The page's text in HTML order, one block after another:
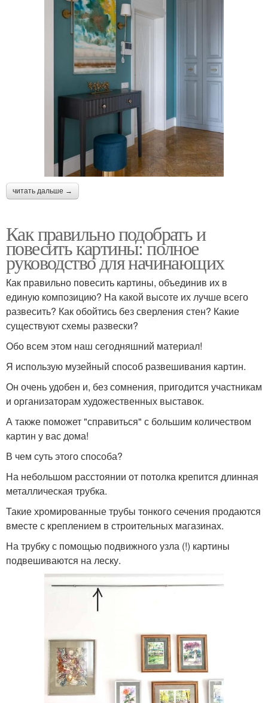
читать дальше →
Как правильно подобрать и
повесить картины: полное
руководство для начинающих
Как правильно повесить картины, объединив их в
единую композицию? На какой высоте их лучше всего
развесить? Как обойтись без сверления стен? Какие
существуют схемы развески?
Обо всем этом наш сегодняшний материал!
Я использую музейный способ развешивания картин.
Он очень удобен и, без сомнения, пригодится участникам
и организаторам художественных выставок.
А также поможет "справиться" с большим количеством
картин у вас дома!
В чем суть этого способа?
На небольшом расстоянии от потолка крепится длинная
металлическая трубка.
Такие хромированные трубы тонкого сечения продаются
вместе с креплением в строительных магазинах.
На трубку с помощью подвижного узла (!) картины
подвешиваются на леску.